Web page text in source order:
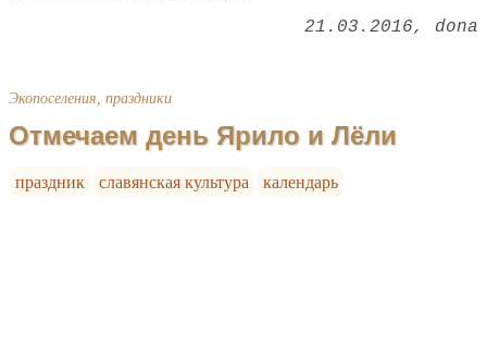
21.03.2016 dona
Экопоселения, праздники
Отмечаем день Ярило и Лёли
праздник славянская культура календарь